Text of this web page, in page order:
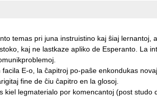
temas pri juna instruistino kaj ŝiaj lernantoj,
kaj ne lastkaze apliko de Esperanto. La
E-o, la ĉapitroj po-paŝe enkondukas
fine de ĉiu ĉapitro en la glosoj.
kiel legmaterialo por komencantoj (post